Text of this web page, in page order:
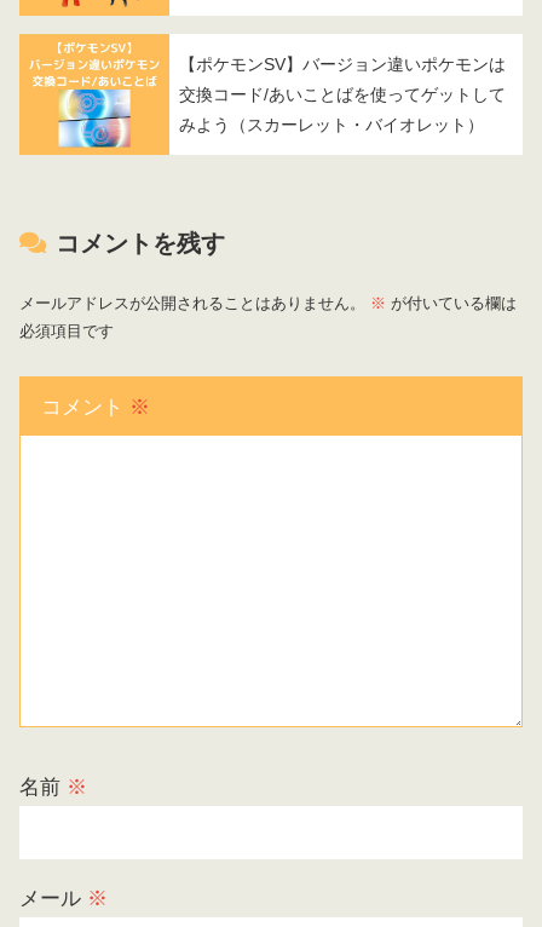
【ポケモンSV】バージョン違いポケモンは
交換コード/あいことばを使ってゲットして
みよう（スカーレット・バイオレット）
コメントを残す
メールアドレスが公開されることはありません。 ※ が付いている欄は
必須項目です
コメント ※
名前 ※
メール ※